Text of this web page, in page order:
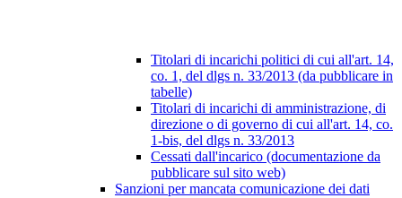
Titolari di incarichi politici di cui all'art. 14,
co. 1, del dlgs n. 33/2013 (da pubblicare in
tabelle)
Titolari di incarichi di amministrazione, di
direzione o di governo di cui all'art. 14, co.
1-bis, del dlgs n. 33/2013
Cessati dall'incarico (documentazione da
pubblicare sul sito web)
Sanzioni per mancata comunicazione dei dati